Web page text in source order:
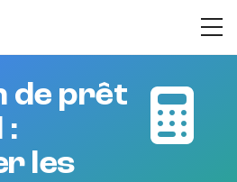
de prêt
:
les